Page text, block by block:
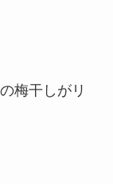
梅干しがリ